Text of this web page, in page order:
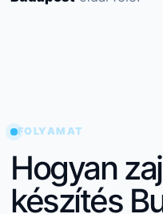
FOLYAMAT
Hogyan
készítés